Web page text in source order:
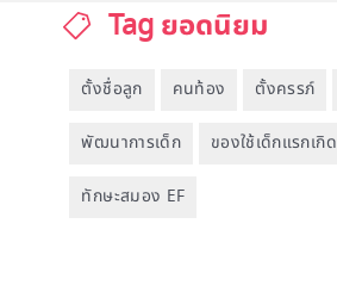
Tag ยอดนิยม
ตั้งชื่อลูก คนท้อง ตั้งครรภ์
พัฒนาการเด็ก ของใช้เด็กแรกเกิด
ทักษะสมอง EF